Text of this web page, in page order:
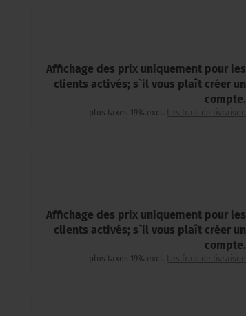
Affichage des prix uniquement pour les
clients activés; s`il vous plaît créer un
compte.
plus taxes 19% excl. Les frais de livraison
Affichage des prix uniquement pour les
clients activés; s`il vous plaît créer un
compte.
plus taxes 19% excl. Les frais de livraison